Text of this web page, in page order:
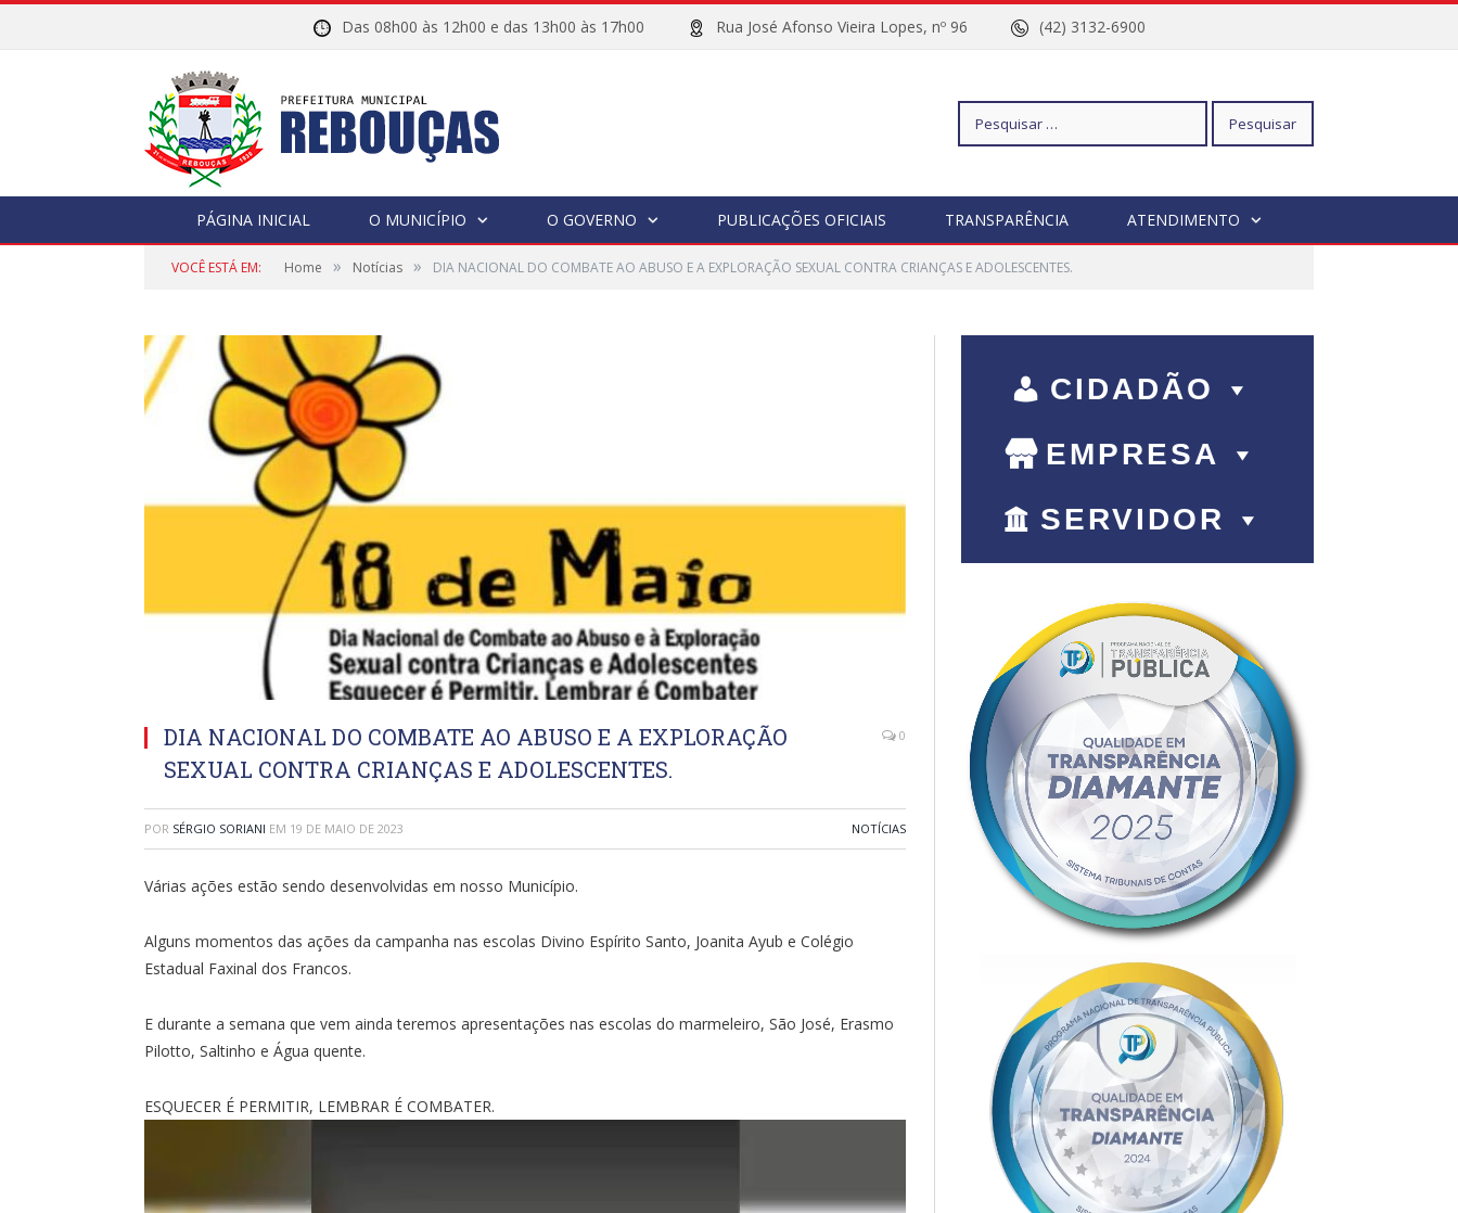
Das 08h00 às 12h00 e das 13h00 às 17h00 Rua José Afonso Vieira Lopes, nº 96 (42) 3132-6900
Pesquisar
por:
PÁGINA INICIAL O MUNICÍPIO O GOVERNO PUBLICAÇÕES OFICIAIS TRANSPARÊNCIA ATENDIMENTO
VOCÊ ESTÁ EM: Home » Notícias » DIA NACIONAL DO COMBATE AO ABUSO E A EXPLORAÇÃO SEXUAL CONTRA CRIANÇAS E ADOLESCENTES.
DIA NACIONAL DO COMBATE AO ABUSO E A EXPLORAÇÃO
SEXUAL CONTRA CRIANÇAS E ADOLESCENTES.
0
POR SÉRGIO SORIANI EM 19 DE MAIO DE 2023 NOTÍCIAS
Várias ações estão sendo desenvolvidas em nosso Município.
Alguns momentos das ações da campanha nas escolas Divino Espírito Santo, Joanita Ayub e Colégio
Estadual Faxinal dos Francos.
E durante a semana que vem ainda teremos apresentações nas escolas do marmeleiro, São José, Erasmo
Pilotto, Saltinho e Água quente.
ESQUECER É PERMITIR, LEMBRAR É COMBATER.
CIDADÃO
EMPRESA
SERVIDOR